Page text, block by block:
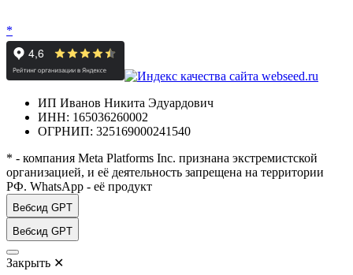
*
ИП Иванов Никита Эдуардович
ИНН: 165036260002
ОГРНИП: 325169000241540
* - компания Meta Platforms Inc. признана экстремистской
организацией, и её деятельность запрещена на территории
РФ. WhatsApp - её продукт
Вебсид GPT
Вебсид GPT
Закрыть ✕